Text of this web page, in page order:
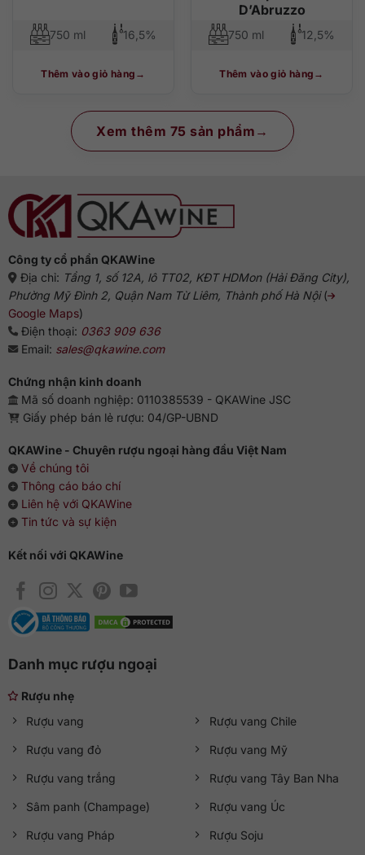
750 ml 16,5%
Thêm vào giỏ hàng
D’Abruzzo
750 ml 12,5%
Thêm vào giỏ hàng
Xem thêm 75 sản phẩm
Công ty cổ phần QKAWine
Địa chỉ: Tầng 1, số 12A, lô TT02, KĐT HDMon (Hải Đăng City),
Phường Mỹ Đình 2, Quận Nam Từ Liêm, Thành phố Hà Nội(
Google Maps)
Điện thoại: 0363 909 636
Email: sales@qkawine.com
Chứng nhận kinh doanh
Mã số doanh nghiệp: 0110385539 - QKAWine JSC
Giấy phép bán lẻ rượu: 04/GP-UBND
QKAWine - Chuyên rượu ngoại hàng đầu Việt Nam
Về chúng tôi
Thông cáo báo chí
Liên hệ với QKAWine
Tin tức và sự kiện
Kết nối với QKAWine
Danh mục rượu ngoại
Rượu nhẹ
Rượu vang
Rượu vang đỏ
Rượu vang trắng
Sâm panh (Champage)
Rượu vang Pháp
Rượu vang Chile
Rượu vang Mỹ
Rượu vang Tây Ban Nha
Rượu vang Úc
Rượu Soju